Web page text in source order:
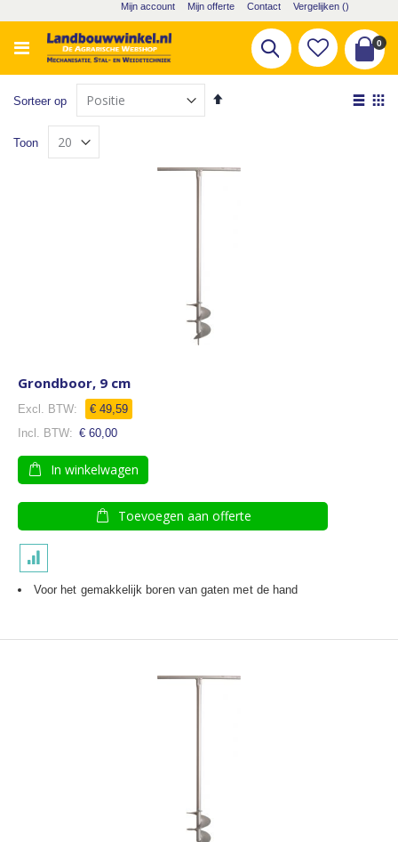
naar
de
inhoud
Mijn account Mijn offerte Contact Vergelijken ()
Cart
0
Zoek
Sorteer op
Van
Toon
Grondboor, 9 cm
€ 49,59
€ 60,00
In winkelwagen
Toevoegen aan offerte
Voor het gemakkelijk boren van gaten met de hand